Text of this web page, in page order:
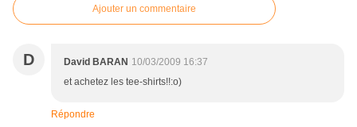
Ajouter un commentaire
D David BARAN 10/03/2009 16:37
et achetez les tee-shirts!!:o)
Répondre